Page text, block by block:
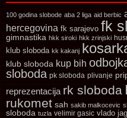
100 godina slobode aba 2 liga aid berbic
hercegovina fk sarajevo fk
gimnastika hkk siroki hkk zrinjski
klub sloboda kk kakanj
klub sloboda kup bih
sloboda pk sloboda plivanje
reprezentacija rk sloboda
rukomet sah sakib malkocevic
sloboda tuzla velimir gasic vlado